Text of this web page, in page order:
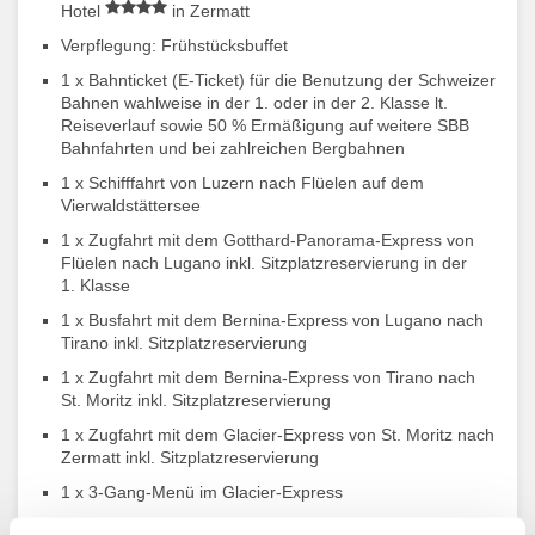
Hotel
in Zermatt
Verpflegung: Frühstücksbuffet
1 x Bahnticket (E-Ticket) für die Benutzung der Schweizer
Bahnen wahlweise in der 1. oder in der 2. Klasse lt.
Reiseverlauf sowie 50 % Ermäßigung auf weitere SBB
Bahnfahrten und bei zahlreichen Bergbahnen
1 x Schifffahrt von Luzern nach Flüelen auf dem
Vierwaldstättersee
1 x Zugfahrt mit dem Gotthard-Panorama-Express von
Flüelen nach Lugano inkl. Sitzplatzreservierung in der
1. Klasse
1 x Busfahrt mit dem Bernina-Express von Lugano nach
Tirano inkl. Sitzplatzreservierung
1 x Zugfahrt mit dem Bernina-Express von Tirano nach
St. Moritz inkl. Sitzplatzreservierung
1 x Zugfahrt mit dem Glacier-Express von St. Moritz nach
Zermatt inkl. Sitzplatzreservierung
1 x 3-Gang-Menü im Glacier-Express